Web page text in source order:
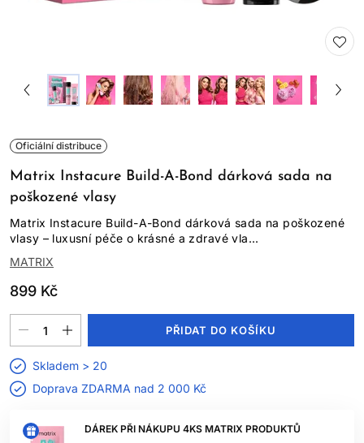
Oficiální distribuce
Matrix Instacure Build-A-Bond dárková sada na
poškozené vlasy
Matrix Instacure Build-A-Bond dárková sada na poškozené
vlasy – luxusní péče o krásné a zdravé vla...
MATRIX
899 Kč
DÁREK PŘI NÁKUPU 4KS MATRIX PRODUKTŮ
PŘIDAT DO KOŠÍKU
Skladem > 20
Doprava ZDARMA nad 2 000 Kč